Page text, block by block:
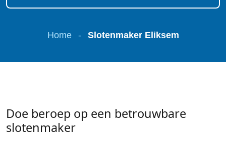
Home - Slotenmaker Eliksem
Doe beroep op een betrouwbare
slotenmaker